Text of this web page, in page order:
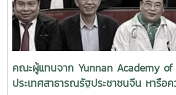
คณะผู้แทนจาก Yunnan Academy of
ประเทศสาธารณรัฐประชาชนจีน หารือ